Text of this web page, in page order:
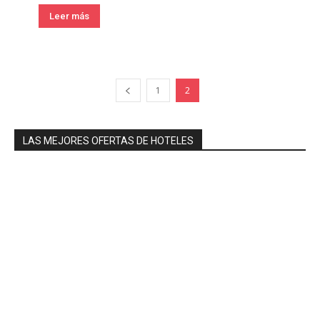
Leer más
1 2
LAS MEJORES OFERTAS DE HOTELES